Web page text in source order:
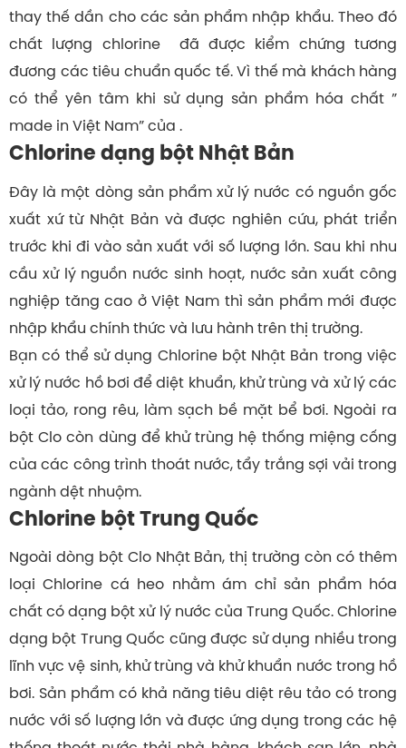
thay thế dần cho các sản phẩm nhập khẩu. Theo đó
chất lượng chlorine đã được kiểm chứng tương
đương các tiêu chuẩn quốc tế. Vì thế mà khách hàng
có thể yên tâm khi sử dụng sản phẩm hóa chất ”
made in Việt Nam” của .
Chlorine dạng bột Nhật Bản
Đây là một dòng sản phẩm xử lý nước có nguồn gốc
xuất xứ từ Nhật Bản và được nghiên cứu, phát triển
trước khi đi vào sản xuất với số lượng lớn. Sau khi nhu
cầu xử lý nguồn nước sinh hoạt, nước sản xuất công
nghiệp tăng cao ở Việt Nam thì sản phẩm mới được
nhập khẩu chính thức và lưu hành trên thị trường.
Bạn có thể sử dụng Chlorine bột Nhật Bản trong việc
xử lý nước hồ bơi để diệt khuẩn, khử trùng và xử lý các
loại tảo, rong rêu, làm sạch bề mặt bể bơi. Ngoài ra
bột Clo còn dùng để khử trùng hệ thống miệng cống
của các công trình thoát nước, tẩy trắng sợi vải trong
ngành dệt nhuộm.
Chlorine bột Trung Quốc
Ngoài dòng bột Clo Nhật Bản, thị trường còn có thêm
loại Chlorine cá heo nhằm ám chỉ sản phẩm hóa
chất có dạng bột xử lý nước của Trung Quốc. Chlorine
dạng bột Trung Quốc cũng được sử dụng nhiều trong
lĩnh vực vệ sinh, khử trùng và khử khuẩn nước trong hồ
bơi. Sản phẩm có khả năng tiêu diệt rêu tảo có trong
nước với số lượng lớn và được ứng dụng trong các hệ